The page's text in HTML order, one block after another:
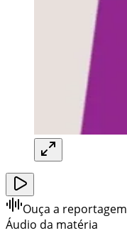
Ouça a reportagem
Áudio da matéria